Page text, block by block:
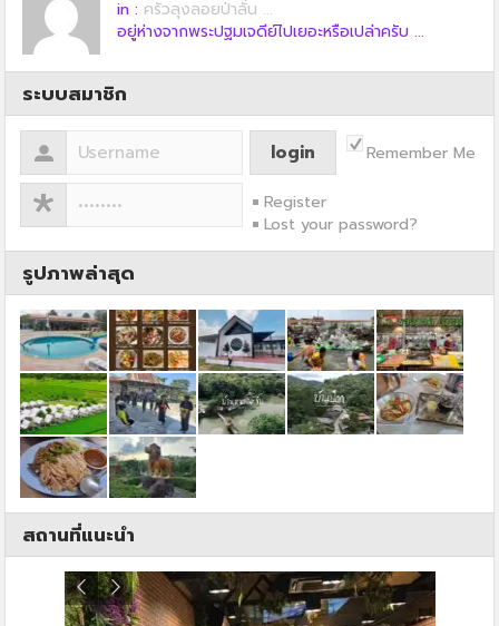
in : ครัวลุงลอยป่าลั่น ...
อยู่ห่างจากพระปฐมเจดีย์ไปเยอะหรือเปล่าครับ ...
ระบบสมาชิก
Remember Me
Register
Lost your password?
รูปภาพล่าสุด
สถานที่แนะนำ